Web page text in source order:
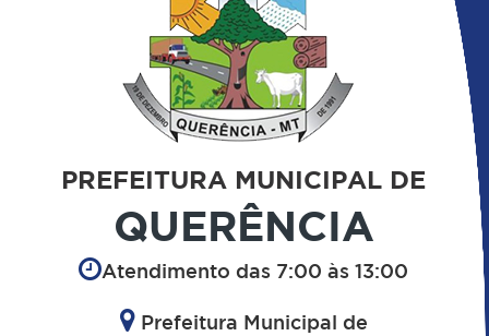
PREFEITURA MUNICIPAL DE
QUERÊNCIA
Atendimento das 7:00 às 13:00
Prefeitura Municipal de